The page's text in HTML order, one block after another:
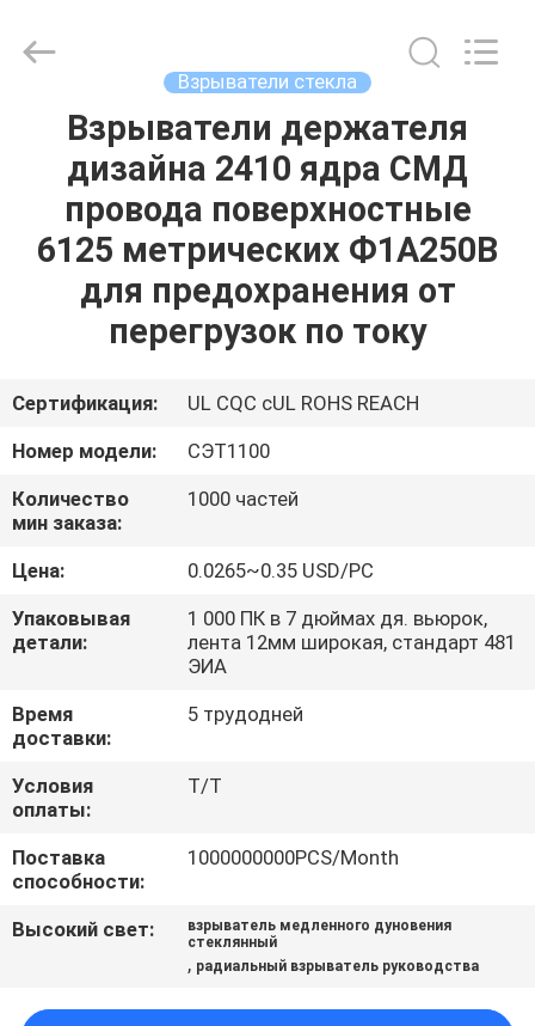
ДОМ
ПРОДУКТЫ
О
НАС
ПУТЕШЕСТВИЕ
ФАБРИКИ
ПРОВЕРКА
СВЯЖИТЕСЬ
МЫ
НОВОСТИ
СПРОСИТЕ
Electronics
Co.,Ltd.
Взрыватели стекла
Взрыватели держателя
дизайна 2410 ядра СМД
провода поверхностные
6125 метрических Ф1А250В
для предохранения от
перегрузок по току
Сертификация:
UL CQC cUL ROHS REACH
Номер модели:
СЭТ1100
Количество
мин заказа:
1000 частей
Цена:
0.0265~0.35 USD/PC
Упаковывая
детали:
1 000 ПК в 7 дюймах дя. вьюрок,
лента 12мм широкая, стандарт 481
ЭИА
Время
доставки:
5 трудодней
Условия
оплаты:
T/T
Поставка
способности:
1000000000PCS/Month
Высокий свет:
взрыватель медленного дуновения
стеклянный
, радиальный взрыватель руководства